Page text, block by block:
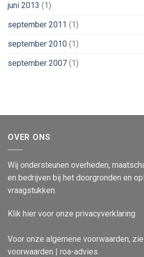
juni 2013 (1)
september 2011 (1)
september 2010 (1)
september 2007 (1)
OVER ONS
Wij ondersteunen overheden,
en bedrijven bij het doorgronden en
vraagstukken.
Klik hier voor onze privacyverklaring
Voor onze algemene voorwaarden, zie
voorwaarden | roa-advies